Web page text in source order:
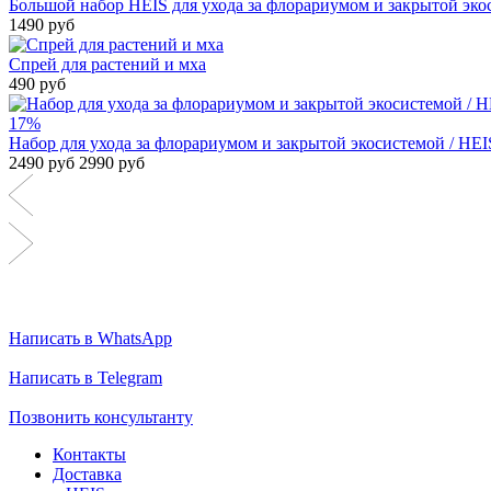
Большой набор HEIS для ухода за флорариумом и закрытой
1490 руб
Спрей для растений и мха
490 руб
17%
Набор для ухода за флорариумом и закрытой экосистемой /
2490 руб 2990 руб
Написать в WhatsApp
Написать в Telegram
Позвонить консультанту
Контакты
Доставка